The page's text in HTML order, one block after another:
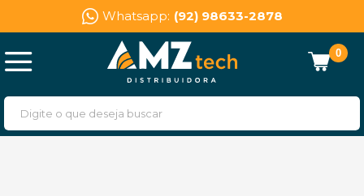
Whatsapp: (92) 98633-2878
0